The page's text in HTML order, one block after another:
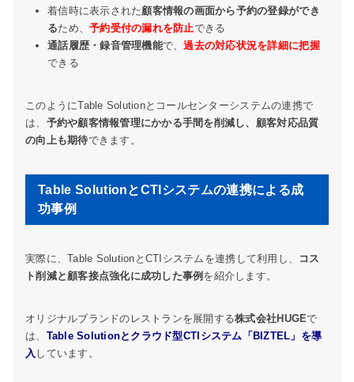
着信時に表示された顧客情報の画面から予約の登録ができ
るため、予約受付の漏れを防止できる
通話履歴・録音管理機能で、過去の対応状況を詳細に把握
できる
このようにTable Solutionとコールセンターシステムの連携で
は、 予約や顧客情報管理にかかる手間を削減し、顧客対応品質
の向上も期待できます。
Table SolutionとCTIシステムの連携による成
功事例
実際に、Table SolutionとCTIシステムを連携して利用し、
コス
ト削減と顧客接点強化に成功した事例 を紹介します。
オリジナルブランドのレストランを展開する株式会社HUGEで
は、 Table Solutionとクラウド型CTIシステム「BIZTEL」を導
入 しています。